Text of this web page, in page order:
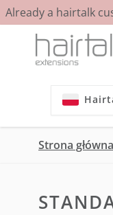
Already a hairtalk
Przejdź do treści
Strona główna